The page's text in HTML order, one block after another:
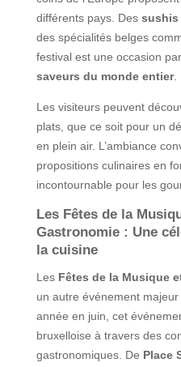
différents pays. Des sushis
des spécialités belges
festival est une occasion
saveurs du monde entier.
Les visiteurs peuvent
plats, que ce soit pour un
en plein air. L’ambiance
propositions culinaires en
incontournable pour les
Les Fêtes de la
Gastronomie : Une
la cuisine
Les Fêtes de la Musique
un autre événement
année en juin, cet
bruxelloise à travers des
gastronomiques. De Place